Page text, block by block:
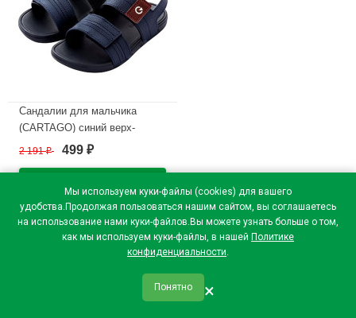
Мы используем куки-файлы (cookies) для вашего
удобства.Продолжая пользоваться нашим сайтом, вы соглашаетесь
на использование нами куки-файлов.Вы можете узнать больше о том,
как мы используем куки-файлы, в нашей Политике
конфиденциальности.
Понятно ×
Сандалии для мальчика
(CARTAGO) синий верх-
искусственная кожа
RR1510_11607-25247
В наличии
2 191₽ 499 ₽
qr_code